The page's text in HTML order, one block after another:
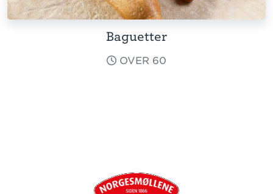
Baguetter
OVER 60